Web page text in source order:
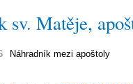
sv. Matěje,
Náhradník mezi apoštoly